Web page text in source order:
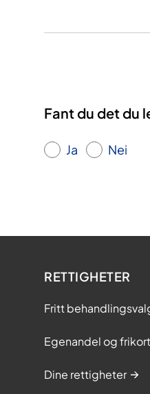
Fant du det du
Ja Nei
RETTIGHETER
Fritt
Egenandel og frikort
Dine rettigheter